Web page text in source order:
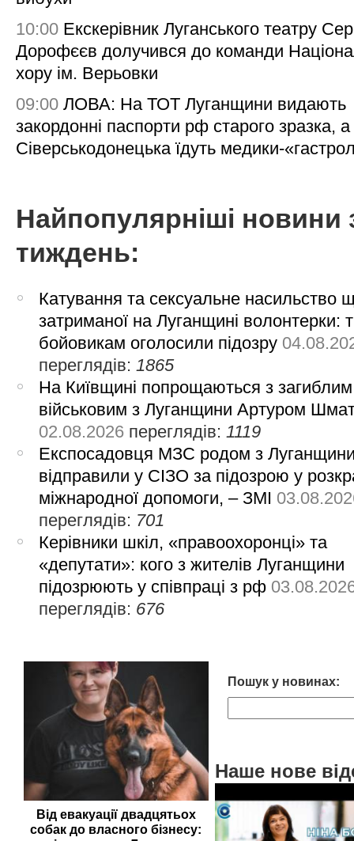
10:00 Екскерівник Луганського театру
Дорофєєв долучився до команди
хору ім. Верьовки
09:00 ЛОВА: На ТОТ Луганщини видають
закордонні паспорти рф старого зразка,
Сіверськодонецька їдуть медики-
Найпопулярніші новини
тиждень:
Катування та сексуальне насильство
затриманої на Луганщині волонтерки:
бойовикам оголосили підозру
переглядів: 1865
На Київщині попрощаються з загиблим
військовим з Луганщини Артуром
02.08.2026 переглядів: 1119
Експосадовця МЗС родом з
відправили у СІЗО за підозрою у
міжнародної допомоги, – ЗМІ
переглядів: 701
Керівники шкіл, «правоохоронці» та
«депутати»: кого з жителів Луганщини
підозрюють у співпраці з рф
переглядів: 676
Від евакуації двадцятьох
собак до власного бізнесу:
Пошук у новинах:
Наше нове